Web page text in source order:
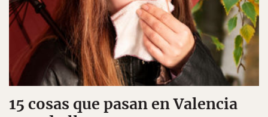
15 cosas que pasan en Valencia